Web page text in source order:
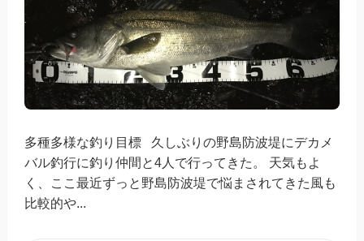
多種多様な釣り目標 久しぶりの野島防波堤にデカメ
バル釣行に釣り仲間と4人で行ってきた。 天気もよ
く、ここ最近ずっと野島防波堤で悩まされてきた風も
比較的や...